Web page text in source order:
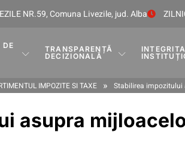
NR.59, Comuna Livezile, jud. Alba
DE
TRANSPARENȚĂ
DECIZIONALĂ
IMPOZITE SI TAXE » Stabilirea
asupra